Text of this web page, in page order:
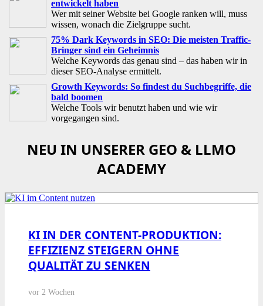
entwickelt haben
Wer mit seiner Website bei Google ranken will, muss
wissen, wonach die Zielgruppe sucht.
75% Dark Keywords in SEO: Die meisten Traffic-
Bringer sind ein Geheimnis
Welche Keywords das genau sind – das haben wir in
dieser SEO-Analyse ermittelt.
Growth Keywords: So findest du Suchbegriffe, die
bald boomen
Welche Tools wir benutzt haben und wie wir
vorgegangen sind.
NEU IN UNSERER GEO & LLMO
ACADEMY
KI IN DER CONTENT-PRODUKTION:
EFFIZIENZ STEIGERN OHNE
QUALITÄT ZU SENKEN
vor 2 Wochen